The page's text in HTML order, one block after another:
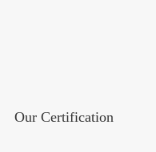
Our Certification